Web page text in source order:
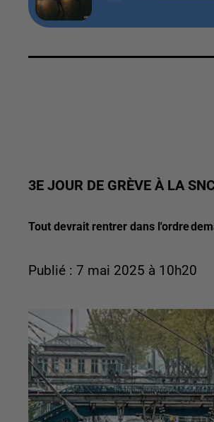
3E JOUR DE GRÈVE À LA
Tout devrait rentrer dans l'ordre
Publié : 7 mai 2025 à 10h20